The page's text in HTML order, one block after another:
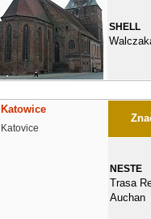
SHELL
Katowice
Katovice
NESTE
Trasa
Auchan